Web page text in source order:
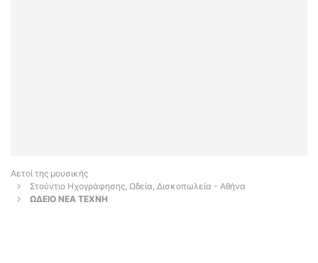
Αετοί της μουσικής
Στούντιο Ηχογράφησης, Ωδεία, Δισκοπωλεία - Αθήνα
ΩΔΕΙΟ ΝΕΑ ΤΕΧΝΗ